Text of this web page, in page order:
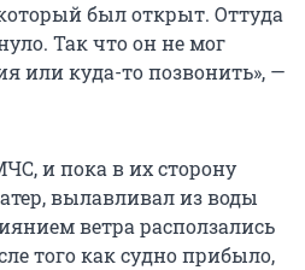
был открыт. Оттуда
Так что он не мог
или куда-то позвонить», —
и пока в их сторону
вылавливал из воды
ветра расползались
того как судно прибыло,